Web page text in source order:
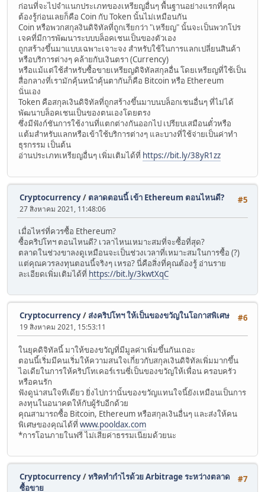
ก่อนที่จะไปจำแนกประเภทของเหรียญอื่นๆ พื้นฐานอย่างแรกที่คุณ
ต้องรู้ก่อนเลยก็คือ Coin กับ Token นั้นไม่เหมือนกัน
Coin หรือพวกสกุลงินดิจิทัลที่ถูกเรียกว่า "เหรียญ" นั้นจะเป็นพวกโปร
เจคที่มีการพัฒนาระบบบล็อคเชนเป็นของตัวเอง
ถูกสร้างขึ้นมาแบบเฉพาะเจาะจง สำหรับใช้ในการแลกเปลี่ยนสินค้า
หรือบริการต่างๆ คล้ายกับเงินตรา (Currency)
หรือแม้แต่ใช้สำหรับซื้อขายเหรียญดิจิทัลสกุลอื่น โดยเหรียญที่ใช้เป็น
สื่อกลางที่เรามักคุ้นหน้าคุ้นตากันก็คือ Bitcoin หรือ Ethereum
นั่นเอง
Token คือสกุลเงินดิจิทัลที่ถูกสร้างขึ้นมาบนบล็อกเชนอื่นๆ ที่ไม่ได้
พัฒนาบล็อคเชนเป็นของตนเองโดยตรง
ซึ่งมีฟังก์ชันการใช้งานที่แตกต่างกันออกไป เปรียบเสมือนตั๋วหรือ
แต้มสำหรับแลกหรือเข้าใช้บริการต่างๆ และบางที่ใช้จ่ายเป็นค่าทำ
ธุรกรรม เป็นต้น
อ่านประเภทเหรียญอื่นๆ เพิ่มเติมได้ที่ https://bit.ly/38yR1zz
#5
Cryptocurrency/ ตลาดตอนนี้ เข้า Ethereum ตอนไหนดี?
27 สิงหาคม 2021, 11:48:06
เมื่อไหร่ที่ควรซื้อ Ethereum?
ซื้อคริปโทฯ ตอนไหนดี? เวลาไหนเหมาะสมที่จะซื้อที่สุด?
ตลาดในช่วงขาลงดูเหมือนจะเป็นช่วงเวลาที่เหมาะสมในการซื้อ (?)
แต่คุณควรลงทุนตอนนี้จริงๆ เหรอ? นี่คือสิ่งที่คุณต้องรู้ อ่านราย
ละเอียดเพิ่มเติมได้ที่ https://bit.ly/3kwtXqC
#6
Cryptocurrency/ ส่งคริปโทฯ ให้เป็นของขวัญในโอกาสพิเศษ
19 สิงหาคม 2021, 15:53:11
ในยุคดิจิทัลนี้ มาให้ของขวัญที่มีมูลค่าเพิ่มขึ้นกันเถอะ
ตอนนี้เริ่มมีคนเริ่มให้ความสนใจเกี่ยวกับสกุลเงินดิจิทัลเพิ่มมากขึ้น
ไอเดียในการให้คริปโทเคอร์เรนซี่เป็นของขวัญให้เพื่อน ครอบครัว
หรือคนรัก
ฟังดูน่าสนใจทีเดียว ยิ่งไปกว่านั้นของขวัญแทนใจนี้ยังเหมือนเป็นการ
ลงทุนในอนาคตให้กับผู้รับอีกด้วย
คุณสามารถซื้อ Bitcoin, Ethereum หรือสกุลเงินอื่นๆ และส่งให้คน
พิเศษของคุณได้ที่ www.pooldax.com
*การโอนภายในฟรี ไม่เสียค่าธรรมเนียมด้วยนะ
#7
Cryptocurrency/ทริคทำกำไรด้วย Arbitrage ระหว่างตลาด
ซื้อขาย